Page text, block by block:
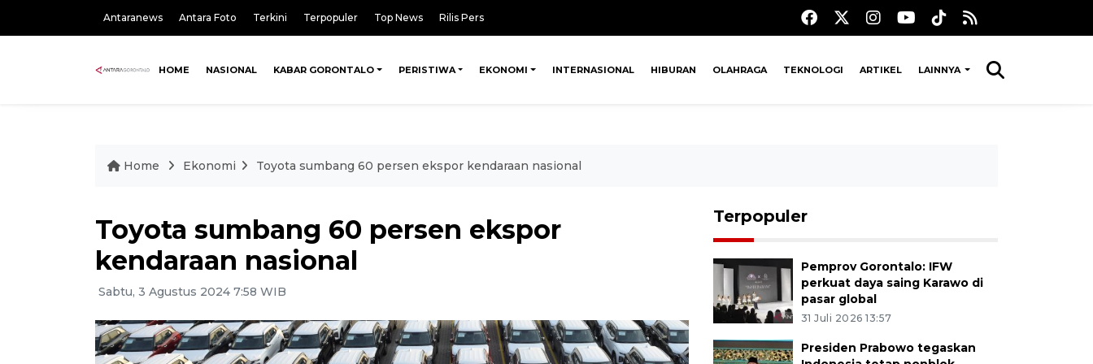
Antaranews Antara Foto Terkini Terpopuler Top News Rilis Pers
HOME NASIONAL KABAR GORONTALO PERISTIWA EKONOMI INTERNASIONAL HIBURAN OLAHRAGA TEKNOLOGI ARTIKEL LAINNYA
Home Ekonomi Toyota sumbang 60 persen ekspor kendaraan nasional
Toyota sumbang 60 persen ekspor
kendaraan nasional
Sabtu, 3 Agustus 2024 7:58 WIB
Terpopuler
Pemprov Gorontalo: IFW
perkuat daya saing Karawo di
pasar global
31 Juli 2026 13:57
Presiden Prabowo tegaskan